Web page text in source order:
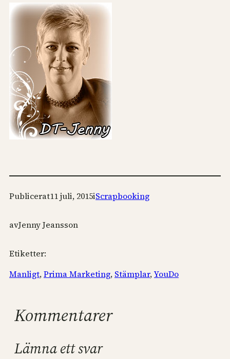
Publicerat11 juli, 2015iScrapbooking
avJenny Jeansson
Etiketter:
Manligt, Prima Marketing, Stämplar, YouDo
Kommentarer
Lämna ett svar